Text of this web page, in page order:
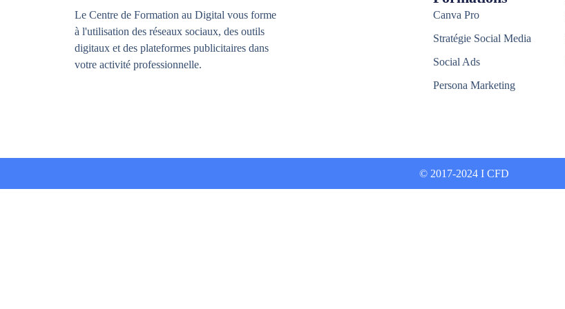
Le Centre de Formation au Digital vous forme
à l'utilisation des réseaux sociaux, des outils
digitaux et des plateformes publicitaires dans
votre activité professionnelle.
Canva Pro
Stratégie Social Media
Social Ads
Persona Marketing
© 2017-2024 I CFD